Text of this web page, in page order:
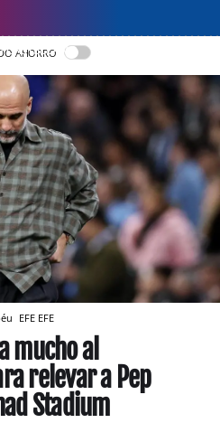
CASTELLANO
AHORRO
EFE EFE
mucho al
relevar a Pep
Stadium